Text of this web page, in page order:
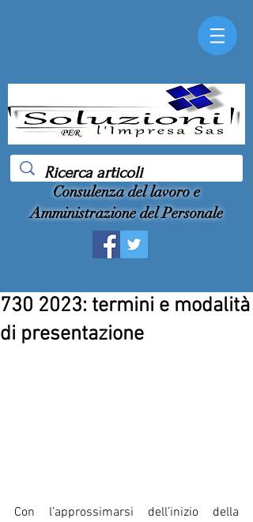
Consulenza del lavoro e
Amministrazione del Personale
730 2023: termini e modalità
di presentazione
Con l’approssimarsi dell’inizio della